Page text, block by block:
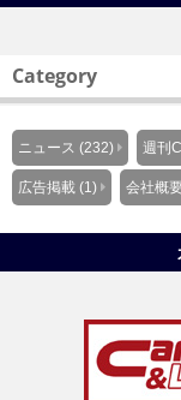
Category
ニュース (232) 週刊
広告掲載 (1) 会社概